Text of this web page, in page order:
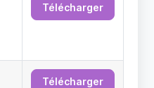
Télécharger
Télécharger